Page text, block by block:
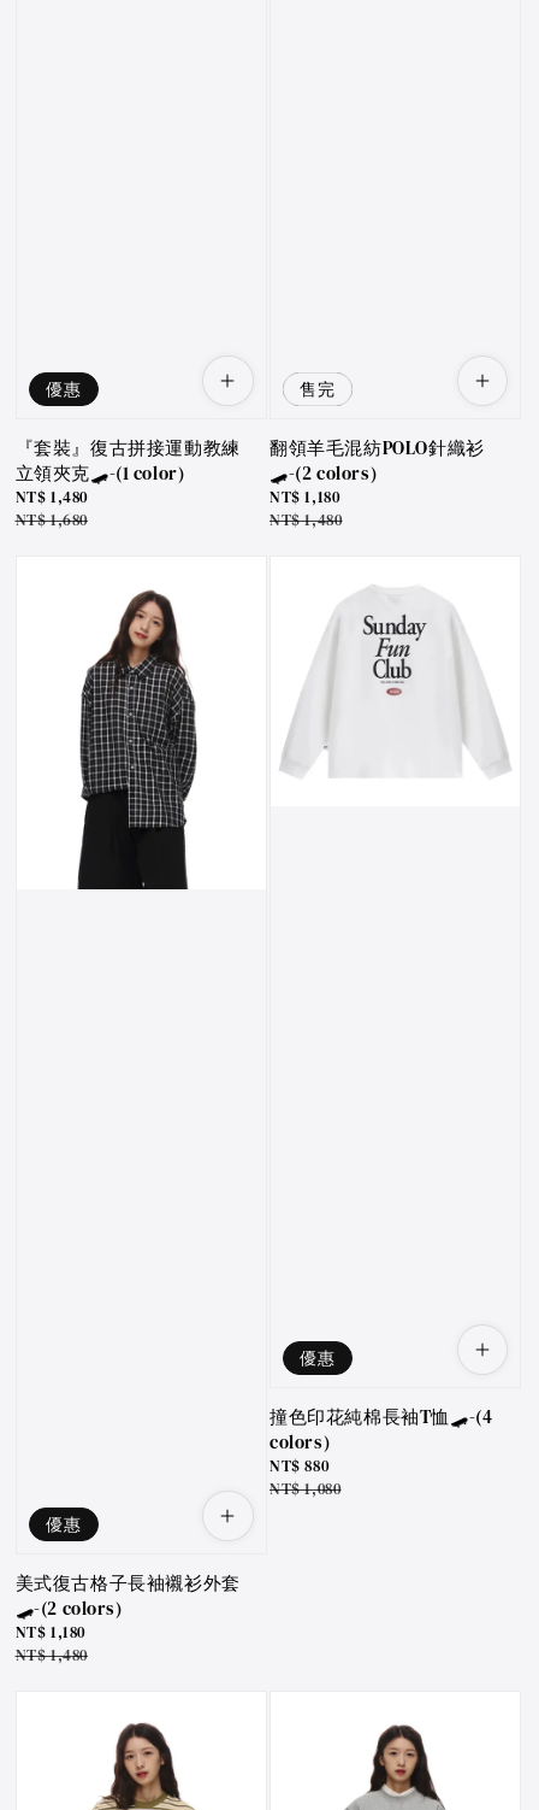
優惠
『套裝』復古拼接運動教練
立領夾克🛹-(1 color)
Sale
price
NT$ 1,480
Regular
NT$ 1,680
優惠
售完
翻領羊毛混紡POLO針織衫
🛹-(2 colors)
Sale
price
NT$ 1,180
Regular
NT$ 1,480
優惠
美式復古格子長袖襯衫外套
🛹-(2 colors)
Sale
price
NT$ 1,180
Regular
NT$ 1,480
優惠
撞色印花純棉長袖T恤🛹-(4
colors)
Sale
price
NT$ 880
Regular
NT$ 1,080